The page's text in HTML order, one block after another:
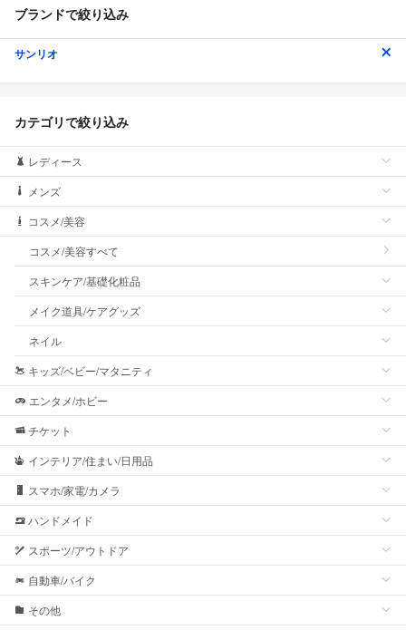
ブランドで絞り込み
サンリオ
カテゴリで絞り込み
レディース
メンズ
コスメ/美容
コスメ/美容すべて
スキンケア/基礎化粧品
メイク道具/ケアグッズ
ネイル
キッズ/ベビー/マタニティ
エンタメ/ホビー
チケット
インテリア/住まい/日用品
スマホ/家電/カメラ
ハンドメイド
スポーツ/アウトドア
自動車/バイク
その他